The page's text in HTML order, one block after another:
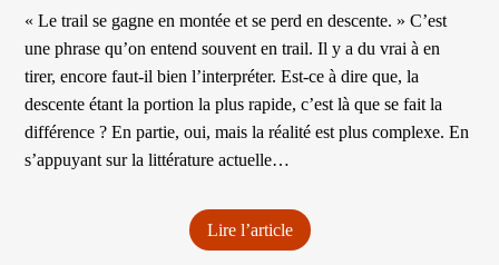
« Le trail se gagne en montée et se perd en descente. » C’est
une phrase qu’on entend souvent en trail. Il y a du vrai à en
tirer, encore faut-il bien l’interpréter. Est-ce à dire que, la
descente étant la portion la plus rapide, c’est là que se fait la
différence ? En partie, oui, mais la réalité est plus complexe. En
s’appuyant sur la littérature actuelle…
Lire l’article